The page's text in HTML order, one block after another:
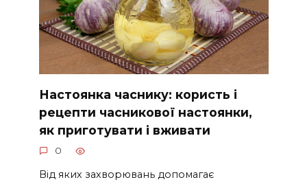
Настоянка часнику: користь і
рецепти часникової настоянки,
як приготувати і вживати
0
Від яких захворювань допомагає